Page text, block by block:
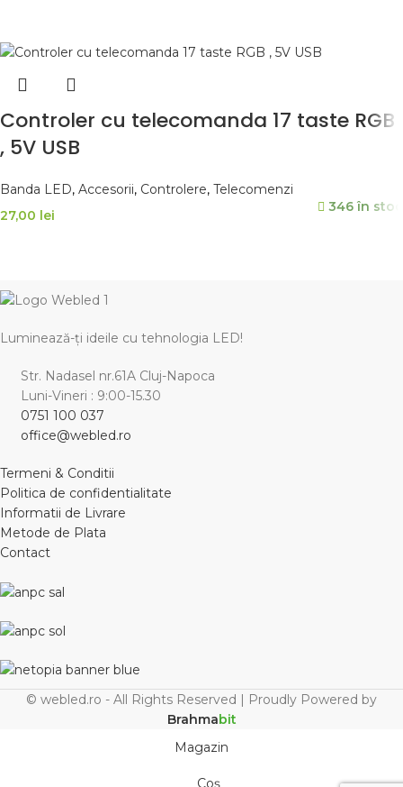
Controler cu telecomanda 17 taste RGB
, 5V USB
Banda LED, Accesorii, Controlere, Telecomenzi
27,00 lei
346 în stoc
Luminează-ți ideile cu tehnologia LED!
Str. Nadasel nr.61A Cluj-Napoca
Luni-Vineri : 9:00-15.30
0751 100 037
office@webled.ro
Termeni & Conditii
Politica de confidentialitate
Informatii de Livrare
Metode de Plata
Contact
© webled.ro - All Rights Reserved | Proudly Powered by
Brahmabit
Magazin
Coș